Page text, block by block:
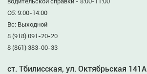
Сб: 9:00-14:00
Вс: Выходной
8 (918) 091-20-20
8 (861) 383-00-33
ст. Тбилисская, ул. Октябрьская 141А